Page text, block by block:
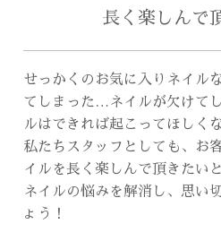
長く楽しんで
せっかくのお気に入りネイル
てしまった…ネイルが欠けて
ルはできれば起こってほしく
私たちスタッフとしても、お
イルを長く楽しんで頂きたい
ネイルの悩みを解消し、思い
ょう！